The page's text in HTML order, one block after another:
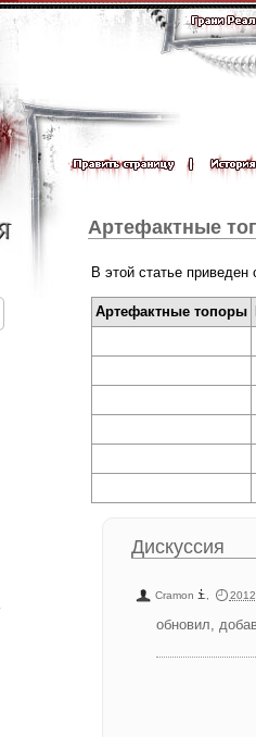
Артефактные
В этой статье
Артефактные топоры
Дискуссия
Cramon ,
обновил,